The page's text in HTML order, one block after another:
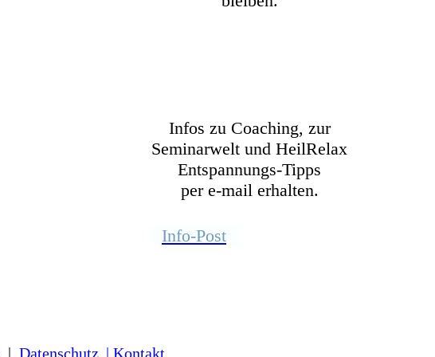
Infos zu Coaching, zur
Seminarwelt und HeilRelax
Entspannungs-Tipps
per e-mail erhalten.
Info-Post
| Datenschutz | Kontakt